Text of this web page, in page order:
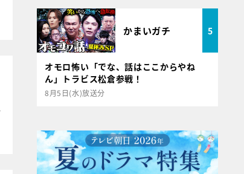
かまいガチ 5
オモロ怖い「でな、話はここからやね
ん」トラビス松倉参戦！
8月5日(水)放送分